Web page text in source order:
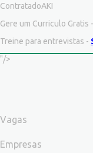
ContratadoAKI
Gere um Curriculo Gratis -
Treine para entrevistas -
"/>
Vagas
Empresas